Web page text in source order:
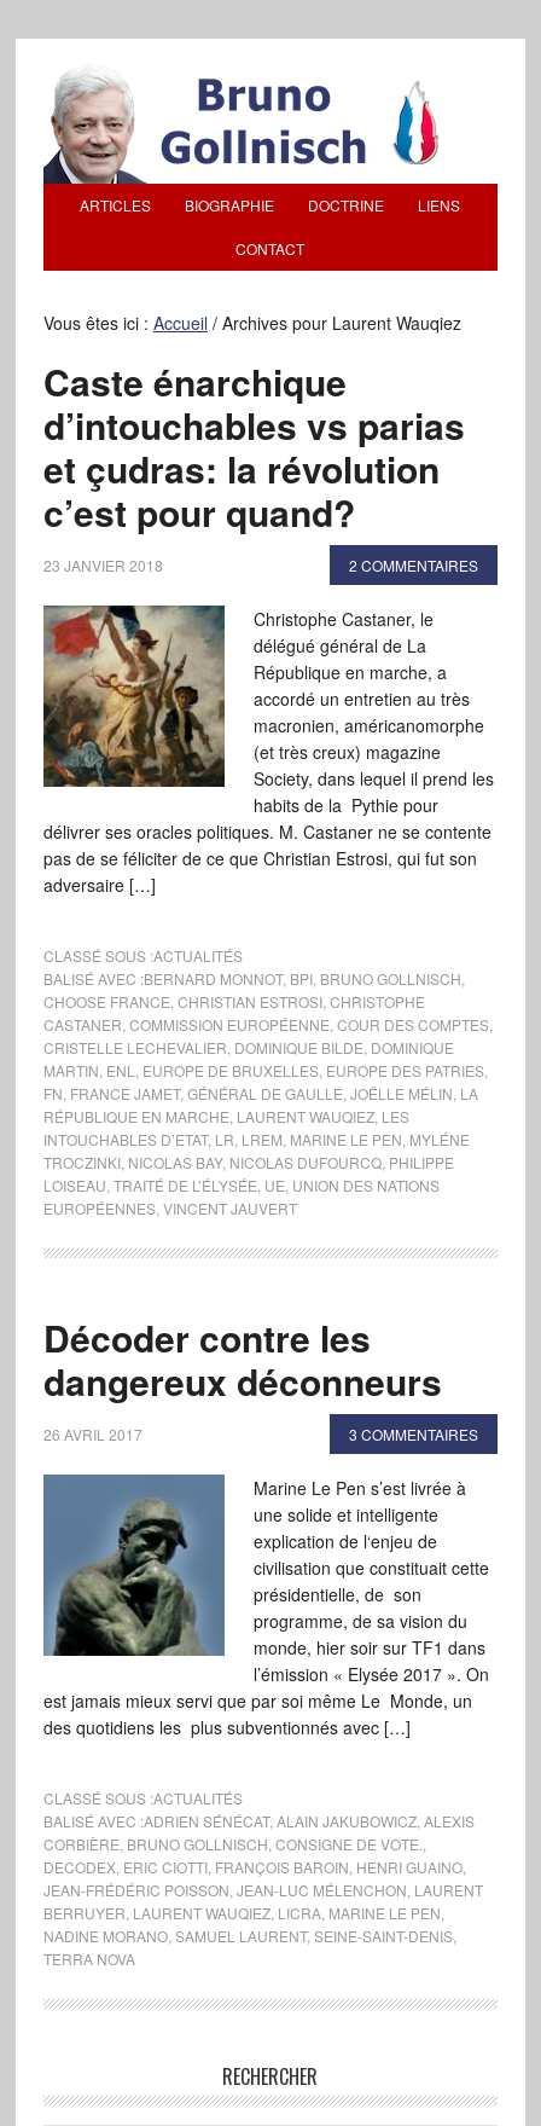
ARTICLES BIOGRAPHIE DOCTRINE LIENS
CONTACT
Vous êtes ici : Accueil /Archives pour Laurent Wauqiez
Caste énarchique
d’intouchables vs parias
et çudras: la révolution
c’est pour quand?
23 JANVIER 2018 2 COMMENTAIRES
Christophe Castaner, le
délégué général de La
République en marche, a
accordé un entretien au très
macronien, américanomorphe
(et très creux) magazine
Society, dans lequel il prend les
habits de la Pythie pour
délivrer ses oracles politiques. M. Castaner ne se contente
pas de se féliciter de ce que Christian Estrosi, qui fut son
adversaire […]
CLASSÉ SOUS :ACTUALITÉS
BALISÉ AVEC :BERNARD MONNOT, BPI, BRUNO GOLLNISCH
CHOOSE FRANCE CHRISTIAN ESTROSI, CHRISTOPHE
CASTANER COMMISSION EUROPÉENNE COUR DES COMPTES,
CRISTELLE LECHEVALIER DOMINIQUE BILDE DOMINIQUE
MARTIN ENL EUROPE DE BRUXELLES, EUROPE DES PATRIES,
FN FRANCE JAMET, GÉNÉRAL DE GAULLE JOËLLE MÉLIN LA
RÉPUBLIQUE EN MARCHE LAURENT WAUQIEZ, LES
INTOUCHABLES D’ETAT, LR LREM MARINE LE PEN MYLÉNE
TROCZINKI, NICOLAS BAY, NICOLAS DUFOURCQ, PHILIPPE
LOISEAU TRAITÉ DE L’ÉLYSÉE UE UNION DES NATIONS
EUROPÉENNES, VINCENT JAUVERT
Décoder contre les
dangereux déconneurs
26 AVRIL 2017 3 COMMENTAIRES
Marine Le Pen s’est livrée à
une solide et intelligente
explication de l‘enjeu de
civilisation que constituait cette
présidentielle, de son
programme, de sa vision du
monde, hier soir sur TF1 dans
l’émission « Elysée 2017 ». On
est jamais mieux servi que par soi même Le Monde, un
des quotidiens les plus subventionnés avec […]
CLASSÉ SOUS :ACTUALITÉS
BALISÉ AVEC :ADRIEN SÉNÉCAT, ALAIN JAKUBOWICZ, ALEXIS
CORBIÈRE BRUNO GOLLNISCH CONSIGNE DE VOTE.
DECODEX, ERIC CIOTTI, FRANÇOIS BAROIN HENRI GUAINO,
JEAN-FRÉDÉRIC POISSON JEAN-LUC MÉLENCHON LAURENT
BERRUYER LAURENT WAUQIEZ, LICRA, MARINE LE PEN
NADINE MORANO, SAMUEL LAURENT, SEINE-SAINT-DENIS,
TERRA NOVA
RECHERCHER